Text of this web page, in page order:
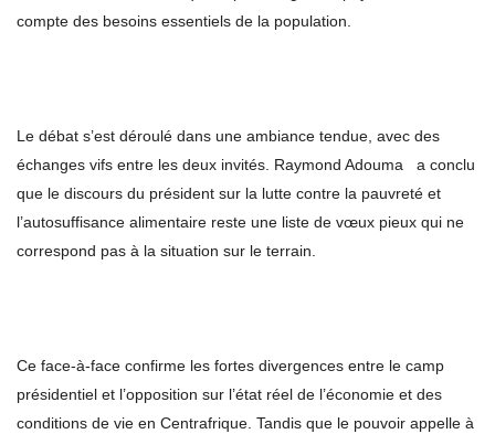
compte des besoins essentiels de la population.
Le débat s’est déroulé dans une ambiance tendue, avec des
échanges vifs entre les deux invités. Raymond Adouma a conclu
que le discours du président sur la lutte contre la pauvreté et
l’autosuffisance alimentaire reste une liste de vœux pieux qui ne
correspond pas à la situation sur le terrain.
Ce face-à-face confirme les fortes divergences entre le camp
présidentiel et l’opposition sur l’état réel de l’économie et des
conditions de vie en Centrafrique. Tandis que le pouvoir appelle à